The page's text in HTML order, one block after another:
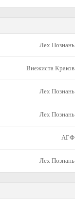
Лех Познань
Виежиста Краков
Лех Познань
Лех Познань
АГФ
Лех Познань